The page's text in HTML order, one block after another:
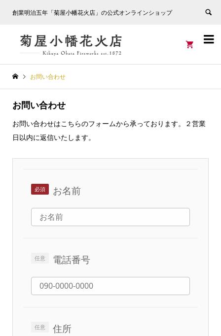
創業明治五年「菊屋小幡花火店」の公式オンラインショップ


お問い合わせ
お問い合わせ
お問い合わせはこちらのフォームから承っております。２営業
日以内に返信いたします。
お名前
電話番号
住所